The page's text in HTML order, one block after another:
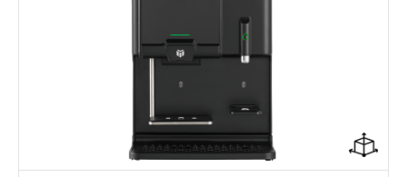
Touchscreen
+250 kopjes koffie per uur